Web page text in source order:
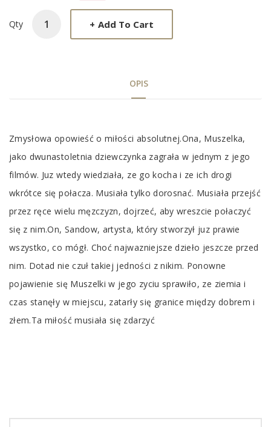
Qty + Add To Cart
OPIS
Tab
Article
Zmysłowa opowieść o miłości absolutnej.Ona, Muszelka,
jako dwunastoletnia dziewczynka zagrała w jednym z jego
filmów. Juz wtedy wiedziała, ze go kocha i ze ich drogi
wkrótce się połacza. Musiała tylko dorosnać. Musiała przejść
przez ręce wielu męzczyzn, dojrzeć, aby wreszcie połaczyć
się z nim.On, Sandow, artysta, który stworzył juz prawie
wszystko, co mógł. Choć najwazniejsze dzieło jeszcze przed
nim. Dotad nie czuł takiej jedności z nikim. Ponowne
pojawienie się Muszelki w jego zyciu sprawiło, ze ziemia i
czas stanęły w miejscu, zatarły się granice między dobrem i
złem.Ta miłość musiała się zdarzyć